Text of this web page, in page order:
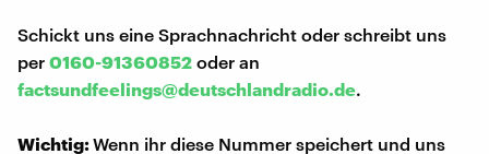
Schickt uns eine Sprachnachricht oder schreibt uns
per 0160-91360852 oder an
factsundfeelings@deutschlandradio.de.
Wichtig:Wenn ihr diese Nummer speichert und uns